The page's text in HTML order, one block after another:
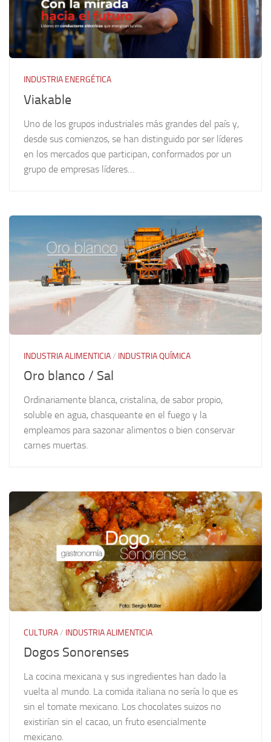
INDUSTRIA ENERGÉTICA
Viakable
Uno de los grupos industriales más grandes del país y,
desde sus comienzos, se han distinguido por ser líderes
en los mercados que participan, conformados por un
grupo de empresas líderes…
INDUSTRIA ALIMENTICIA/ INDUSTRIA QUÍMICA
Oro blanco / Sal
Ordinariamente blanca, cristalina, de sabor propio,
soluble en agua, chasqueante en el fuego y la
empleamos para sazonar alimentos o bien conservar
carnes muertas.
CULTURA/ INDUSTRIA ALIMENTICIA
Dogos Sonorenses
La cocina mexicana y sus ingredientes han dado la
vuelta al mundo. La comida italiana no sería lo que es
sin el tomate mexicano. Los chocolates suizos no
existirían sin el cacao, un fruto esencialmente
mexicano.